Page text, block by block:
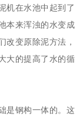
机在水池中起到了
本来浑浊的水变成
改变原除泥方法，
大的提高了水的循
是钢构一体的。这